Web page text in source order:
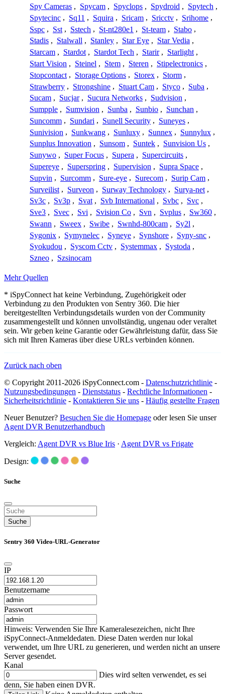
Spy Cameras , Spycam , Spyclops , Spydroid , Spytech ,
Spytecinc , Sq11 , Squira , Sricam , Sricctv , Srihome ,
Sspc , Sst , Sstech , St-nt280e1 , St-team , Stabo ,
Stadis , Stalwall , Stanley , Star Eye , Star Vedia ,
Starcam , Stardot , Stardot Tech , Starir , Starlight ,
Start Vision , Steinel , Stem , Steren , Stipelectronics ,
Stopcontact , Storage Options , Storex , Storm ,
Strawberry , Strongshine , Stuart Cam , Styco , Suba ,
Sucam , Sucjar , Sucura Networks , Sudvision ,
Sumpple , Sumvision , Sunba , Sunbio , Sunchan ,
Suncomm , Sundari , Sunell Security , Suneyes ,
Sunivision , Sunkwang , Sunluxy , Sunnex , Sunnylux ,
Sunplus Innovation , Sunsom , Suntek , Sunvision Us ,
Sunywo , Super Focus , Supera , Supercircuits ,
Supereye , Superspring , Supervision , Supra Space ,
Supvin , Surcomm , Sure-eye , Surecom , Surip Cam ,
Surveilist , Surveon , Surway Technology , Surya-net ,
Sv3c , Sv3p , Svat , Svb International , Svbc , Svc ,
Sve3 , Svec , Svi , Svision Co , Svn , Svplus , Sw360 ,
Swann , Sweex , Swibe , Swnhd-800cam , Sy2l ,
Sygonix , Symynelec , Syneye , Synshore , Syny-snc ,
Syokudou , Syscom Cctv , Systemmax , Systoda ,
Szneo , Szsinocam
Mehr Quellen
* iSpyConnect hat keine Verbindung, Zugehörigkeit oder
Verbindung zu den Produkten von Sentry 360. Die hier
bereitgestellten Verbindungsdetails wurden von der Community
zusammengestellt und können unvollständig, ungenau oder veraltet
sein. Wir geben keine Garantie oder Gewährleistung dafür, dass Sie
sich mit Ihren Kameras über diese URLs verbinden können.
Zurück nach oben
© Copyright 2011-2026 iSpyConnect.com - Datenschutzrichtlinie -
Nutzungsbedingungen - Dienststatus - Rechtliche Informationen -
Sicherheitsrichtlinie - Kontaktieren Sie uns - Häufig gestellte Fragen
Neuer Benutzer? Besuchen Sie die Homepage oder lesen Sie unser
Agent DVR Benutzerhandbuch
Vergleich: Agent DVR vs Blue Iris · Agent DVR vs Frigate
Design:
Suche
Suche
Sentry 360 Video-URL-Generator
IP
Benutzername
Passwort
Hinweis: Verwenden Sie Ihre Kameralesezeichen, nicht Ihre
iSpyConnect-Anmeldedaten. Diese Daten werden nur lokal
verwendet, um Ihre URL zu generieren, und werden nicht an unsere
Server gesendet.
Kanal
Dies wird selten verwendet, es sei
denn, Sie haben einen DVR.